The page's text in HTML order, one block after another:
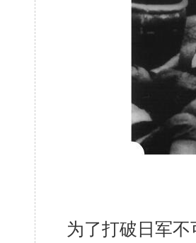
为了打破日军